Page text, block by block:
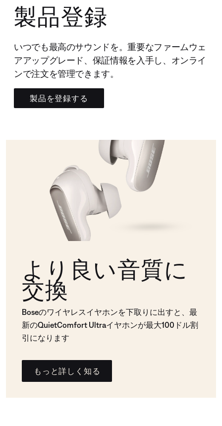
製品登録
いつでも最高のサウンドを。重要なファームウェ
アアップグレード、保証情報を入手し、オンライ
ンで注文を管理できます。
製品を登録する
より良い音質に
交換
Boseのワイヤレスイヤホンを下取りに出すと、最
新のQuietComfort Ultraイヤホンが最大100ドル割
引になります
もっと詳しく知る